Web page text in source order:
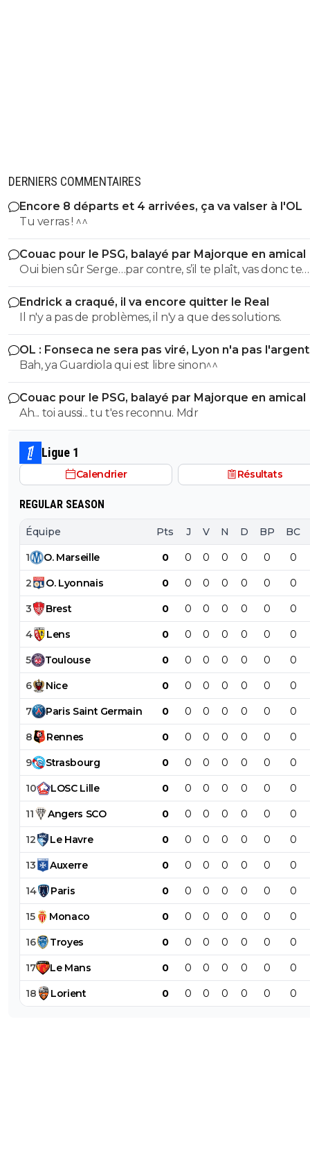
DERNIERS COMMENTAIRES
Encore 8 départs et 4 arrivées, ça va valser à l'OL
Tu verras ! ^^
Couac pour le PSG, balayé par Majorque en amical
Oui bien sûr Serge…par contre, s’il te plaît, vas donc te
torcher la bouche, t as encore un peu de merde sur
lèvres Serge 😂
Endrick a craqué, il va encore quitter le Real
Il n'y a pas de problèmes, il n'y a que des solutions.
OL : Fonseca ne sera pas viré, Lyon n'a pas
le faire
Bah, ya Guardiola qui est libre sinon^^
Couac pour le PSG, balayé par Majorque en amical
Ah... toi aussi... tu t'es reconnu. Mdr
Ligue 1
Calendrier Résultats
REGULAR SEASON
Équipe Pts J V N D BP BC
1 O. Marseille 0 0 0 0 0 0 0
2 O. Lyonnais 0 0 0 0 0 0 0
3 Brest 0 0 0 0 0 0 0
4 Lens 0 0 0 0 0 0 0
5 Toulouse 0 0 0 0 0 0 0
6 Nice 0 0 0 0 0 0 0
7 Paris Saint Germain 0 0 0 0 0 0 0
8 Rennes 0 0 0 0 0 0 0
9 Strasbourg 0 0 0 0 0 0 0
10 LOSC Lille 0 0 0 0 0 0 0
11 Angers SCO 0 0 0 0 0 0 0
12 Le Havre 0 0 0 0 0 0 0
13 Auxerre 0 0 0 0 0 0 0
14 Paris 0 0 0 0 0 0 0
15 Monaco 0 0 0 0 0 0 0
16 Troyes 0 0 0 0 0 0 0
17 Le Mans 0 0 0 0 0 0 0
18 Lorient 0 0 0 0 0 0 0